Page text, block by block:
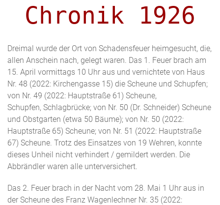
Chronik 1926
Dreimal wurde der Ort von Schadensfeuer heimgesucht, die,
allen Anschein nach, gelegt waren. Das 1. Feuer brach am
15. April vormittags 10 Uhr aus und vernichtete von Haus
Nr. 48 (2022: Kirchengasse 15) die Scheune und Schupfen;
von Nr. 49 (2022: Hauptstraße 61) Scheune,
Schupfen, Schlagbrücke; von Nr. 50 (Dr. Schneider) Scheune
und Obstgarten (etwa 50 Bäume); von Nr. 50 (2022:
Hauptstraße 65) Scheune; von Nr. 51 (2022: Hauptstraße
67) Scheune. Trotz des Einsatzes von 19 Wehren, konnte
dieses Unheil nicht verhindert / gemildert werden. Die
Abbrändler waren alle unterversichert.
Das 2. Feuer brach in der Nacht vom 28. Mai 1 Uhr aus in
der Scheune des Franz Wagenlechner Nr. 35 (2022: